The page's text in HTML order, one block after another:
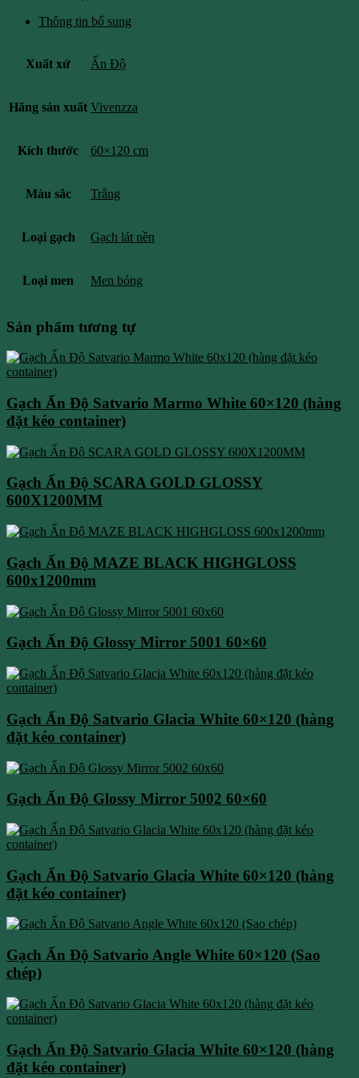
Thông tin bổ sung
Xuất xứ Ấn Độ
Hãng sản xuất Vivenzza
Kích thước 60×120 cm
Màu sắc Trắng
Loại gạch Gạch lát nền
Loại men Men bóng
Sản phẩm tương tự
Gạch Ấn Độ Satvario Marmo White 60×120 (hàng
đặt kéo container)
Gạch Ấn Độ SCARA GOLD GLOSSY
600X1200MM
Gạch Ấn Độ MAZE BLACK HIGHGLOSS
600x1200mm
Gạch Ấn Độ Glossy Mirror 5001 60×60
Gạch Ấn Độ Satvario Glacia White 60×120 (hàng
đặt kéo container)
Gạch Ấn Độ Glossy Mirror 5002 60×60
Gạch Ấn Độ Satvario Glacia White 60×120 (hàng
đặt kéo container)
Gạch Ấn Độ Satvario Angle White 60×120 (Sao
chép)
Gạch Ấn Độ Satvario Glacia White 60×120 (hàng
đặt kéo container)